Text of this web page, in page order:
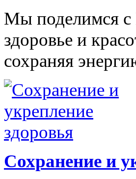
Мы поделимся с
здоровье и
сохраняя
Сохранение и